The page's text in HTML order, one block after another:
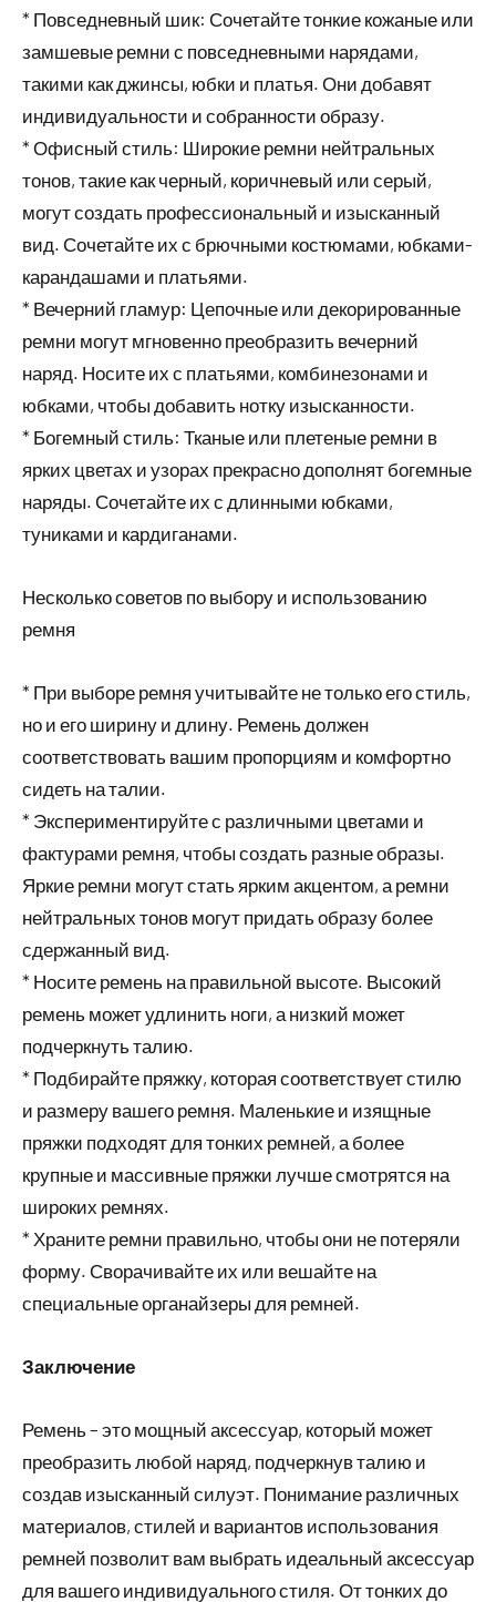
* Повседневный шик: Сочетайте тонкие кожаные или
замшевые ремни с повседневными нарядами,
такими как джинсы, юбки и платья. Они добавят
индивидуальности и собранности образу.
* Офисный стиль: Широкие ремни нейтральных
тонов, такие как черный, коричневый или серый,
могут создать профессиональный и изысканный
вид. Сочетайте их с брючными костюмами, юбками-
карандашами и платьями.
* Вечерний гламур: Цепочные или декорированные
ремни могут мгновенно преобразить вечерний
наряд. Носите их с платьями, комбинезонами и
юбками, чтобы добавить нотку изысканности.
* Богемный стиль: Тканые или плетеные ремни в
ярких цветах и узорах прекрасно дополнят богемные
наряды. Сочетайте их с длинными юбками,
туниками и кардиганами.
Несколько советов по выбору и использованию
ремня
* При выборе ремня учитывайте не только его стиль,
но и его ширину и длину. Ремень должен
соответствовать вашим пропорциям и комфортно
сидеть на талии.
* Экспериментируйте с различными цветами и
фактурами ремня, чтобы создать разные образы.
Яркие ремни могут стать ярким акцентом, а ремни
нейтральных тонов могут придать образу более
сдержанный вид.
* Носите ремень на правильной высоте. Высокий
ремень может удлинить ноги, а низкий может
подчеркнуть талию.
* Подбирайте пряжку, которая соответствует стилю
и размеру вашего ремня. Маленькие и изящные
пряжки подходят для тонких ремней, а более
крупные и массивные пряжки лучше смотрятся на
широких ремнях.
* Храните ремни правильно, чтобы они не потеряли
форму. Сворачивайте их или вешайте на
специальные органайзеры для ремней.
Заключение
Ремень – это мощный аксессуар, который может
преобразить любой наряд, подчеркнув талию и
создав изысканный силуэт. Понимание различных
материалов, стилей и вариантов использования
ремней позволит вам выбрать идеальный аксессуар
для вашего индивидуального стиля. От тонких до